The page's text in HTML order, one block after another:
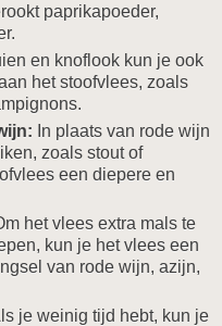
paprikapoeder,
en knoflook kun je ook
het stoofvlees, zoals
In plaats van rode wijn
zoals stout of
een diepere en
het vlees extra mals te
kun je het vlees een
van rode wijn, azijn,
je weinig tijd hebt, kun je